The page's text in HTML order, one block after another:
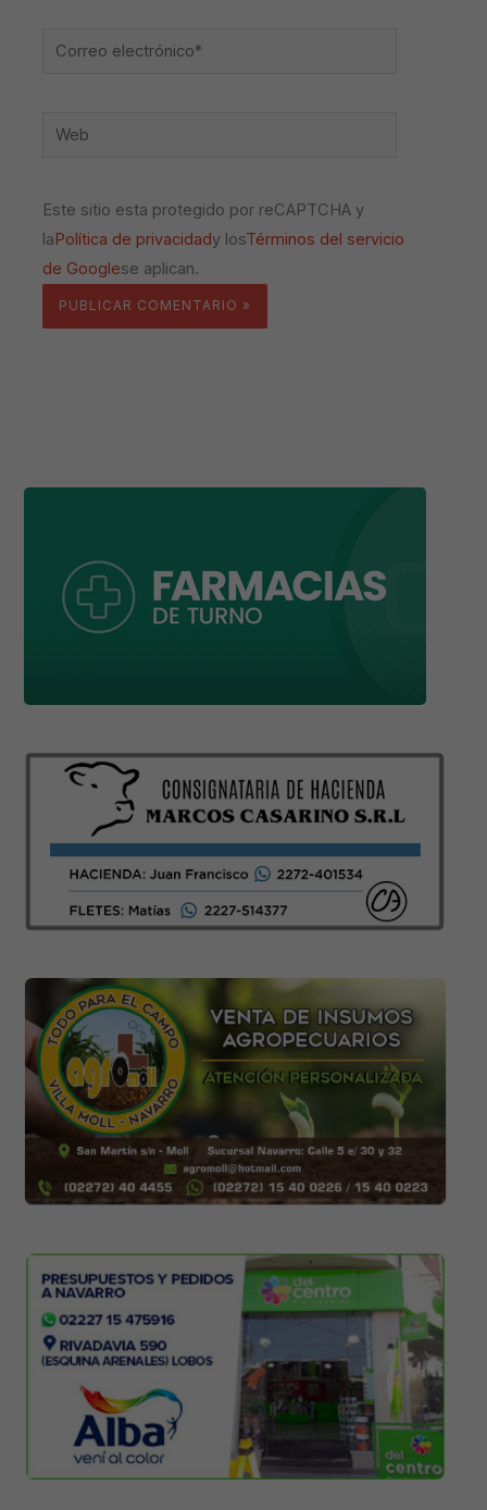
Correo
Web
Este sitio esta protegido por reCAPTCHA y
la Política de privacidady losTérminos del servicio
de Googlese aplican.